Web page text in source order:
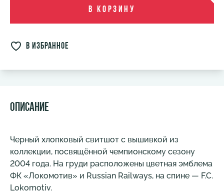
В корзину
в избранное
Описание
Черный хлопковый свитшот с вышивкой из
коллекции, посвящённой чемпионскому сезону
2004 года. На груди расположены цветная эмблема
ФК «Локомотив» и Russian Railways, на спине — F.C.
Lokomotiv.